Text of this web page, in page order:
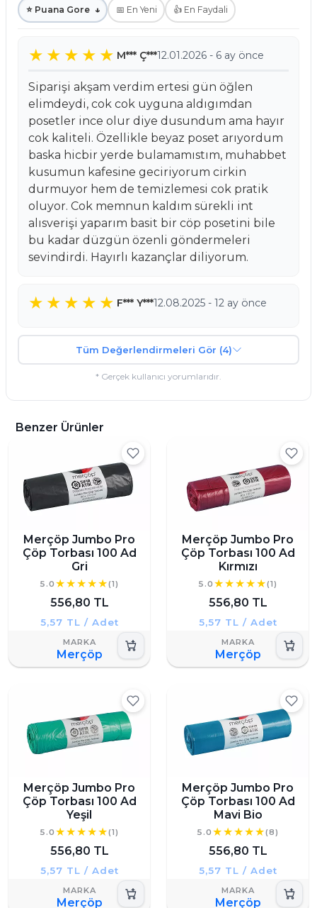
⭐ Puana Gore ↓ 📅 En Yeni 👍 En Faydali
M*** Ç***12.01.2026 - 6 ay önce
Siparişi akşam verdim ertesi gün öğlen
elimdeydi, cok cok uyguna aldıgımdan
posetler ince olur diye dusundum ama hayır
cok kaliteli. Özellikle beyaz poset arıyordum
baska hicbir yerde bulamamıstım, muhabbet
kusumun kafesine geciriyorum cirkin
durmuyor hem de temizlemesi cok pratik
oluyor. Cok memnun kaldım sürekli int
alısverişi yaparım basit bir cöp posetini bile
bu kadar düzgün özenli göndermeleri
sevindirdi. Hayırlı kazançlar diliyorum.
F*** Y***12.08.2025 - 12 ay önce
Tüm Değerlendirmeleri Gör (4)
* Gerçek kullanıcı yorumlarıdır.
Benzer Ürünler
Merçöp Jumbo Pro
Çöp Torbası 100 Ad
Gri
5.0 (1)
556,80 TL
5,57 TL / Adet
Merçöp
Merçöp Jumbo Pro
Çöp Torbası 100 Ad
Kırmızı
5.0 (1)
556,80 TL
5,57 TL / Adet
Merçöp
Merçöp Jumbo Pro
Çöp Torbası 100 Ad
Yeşil
5.0 (1)
556,80 TL
5,57 TL / Adet
Merçöp
Merçöp Jumbo Pro
Çöp Torbası 100 Ad
Mavi Bio
5.0 (8)
556,80 TL
5,57 TL / Adet
Merçöp